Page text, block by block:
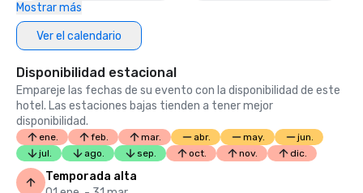
Mostrar más
Ver el calendario
Disponibilidad estacional
Empareje las fechas de su evento con la disponibilidad de este
hotel. Las estaciones bajas tienden a tener mejor
disponibilidad.
ene. feb. mar. abr. may.
jun.
jul.
ago. sep. oct. nov. dic.
Temporada alta